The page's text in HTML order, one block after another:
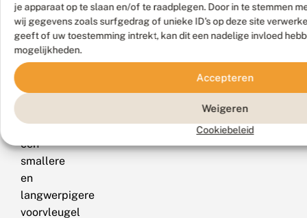
je apparaat op te slaan en/of te raadplegen. Door in te stemmen
wij gegevens zoals surfgedrag of unieke ID's op deze site
geeft of uw toestemming intrekt, kan dit een nadelige invloed
mogelijkheden.
Accepteren
Weigeren
Cookiebeleid
worden
met
de
walstrobandspanner
galiata),
echter
een
smallere
en
langwerpigere
voorvleugel